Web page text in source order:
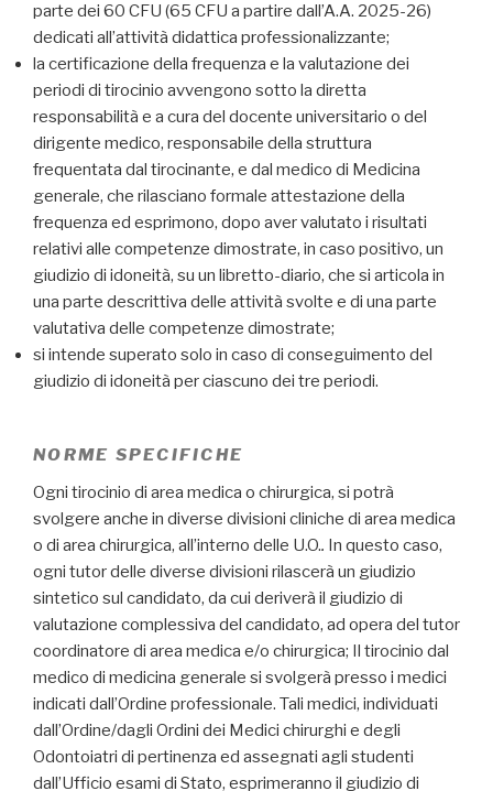
parte dei 60 CFU (65 CFU a partire dall’A.A. 2025-26)
dedicati all’attività didattica professionalizzante;
la certificazione della frequenza e la valutazione dei
periodi di tirocinio avvengono sotto la diretta
responsabilità e a cura del docente universitario o del
dirigente medico, responsabile della struttura
frequentata dal tirocinante, e dal medico di Medicina
generale, che rilasciano formale attestazione della
frequenza ed esprimono, dopo aver valutato i risultati
relativi alle competenze dimostrate, in caso positivo, un
giudizio di idoneità, su un libretto-diario, che si articola in
una parte descrittiva delle attività svolte e di una parte
valutativa delle competenze dimostrate;
si intende superato solo in caso di conseguimento del
giudizio di idoneità per ciascuno dei tre periodi.
NORME SPECIFICHE
Ogni tirocinio di area medica o chirurgica, si potrà
svolgere anche in diverse divisioni cliniche di area medica
o di area chirurgica, all’interno delle U.O.. In questo caso,
ogni tutor delle diverse divisioni rilascerà un giudizio
sintetico sul candidato, da cui deriverà il giudizio di
valutazione complessiva del candidato, ad opera del tutor
coordinatore di area medica e/o chirurgica; Il tirocinio dal
medico di medicina generale si svolgerà presso i medici
indicati dall’Ordine professionale. Tali medici, individuati
dall’Ordine/dagli Ordini dei Medici chirurghi e degli
Odontoiatri di pertinenza ed assegnati agli studenti
dall’Ufficio esami di Stato, esprimeranno il giudizio di